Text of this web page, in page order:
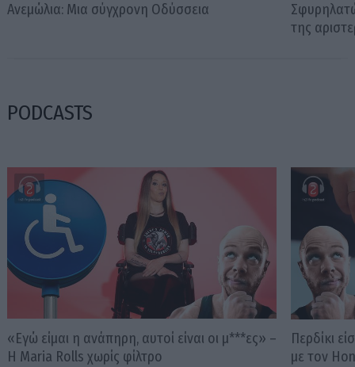
Ανεμώλια: Μια σύγχρονη Οδύσσεια
της
PODCASTS
«Εγώ είμαι η ανάπηρη, αυτοί είναι οι μ***ες» –
Η Maria Rolls χωρίς φίλτρο
Περδίκι
με τον